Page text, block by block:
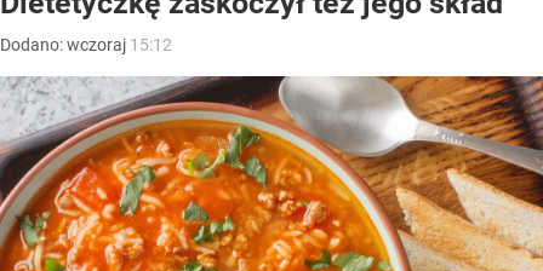
Dodano:wczoraj 15:12